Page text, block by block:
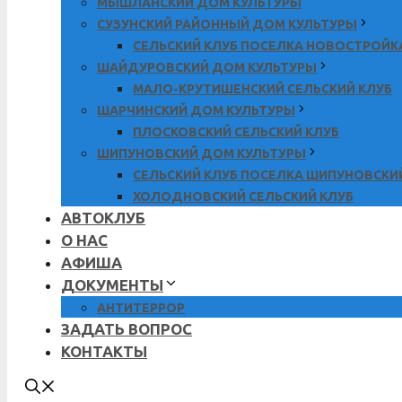
СУЗУНСКИЙ РАЙОННЫЙ ДОМ КУЛЬТУРЫ
СЕЛЬСКИЙ КЛУБ ПОСЕЛКА
ШАЙДУРОВСКИЙ ДОМ КУЛЬТУРЫ
МАЛО-КРУТИШЕНСКИЙ СЕЛЬСКИЙ КЛУБ
ШАРЧИНСКИЙ ДОМ КУЛЬТУРЫ
ПЛОСКОВСКИЙ СЕЛЬСКИЙ КЛУБ
ШИПУНОВСКИЙ ДОМ КУЛЬТУРЫ
СЕЛЬСКИЙ КЛУБ ПОСЕЛКА
ХОЛОДНОВСКИЙ СЕЛЬСКИЙ КЛУБ
АВТОКЛУБ
О НАС
АФИША
ДОКУМЕНТЫ
АНТИТЕРРОР
ЗАДАТЬ ВОПРОС
КОНТАКТЫ